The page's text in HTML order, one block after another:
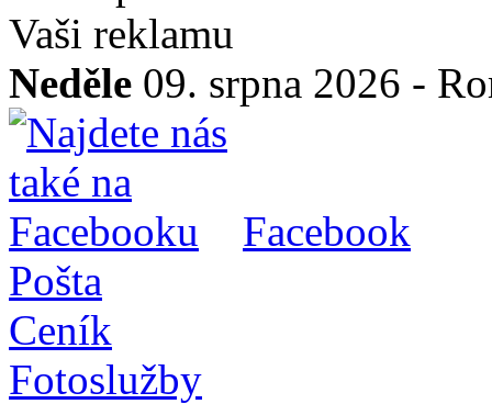
Neděle 09. srpna 2026 -
Facebook
Pošta
Ceník
Fotoslužby